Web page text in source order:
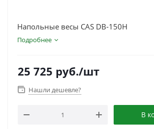
Напольные весы CAS DB-150H
Подробнее
25 725 руб./шт
Нашли дешевле?
В